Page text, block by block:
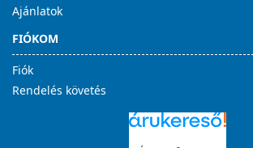
Ajánlatok
FIÓKOM
Fiók
Rendelés követés